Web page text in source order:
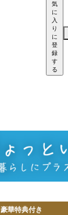
気
に
入
り
に
登
録
す
る
豪華特典付き